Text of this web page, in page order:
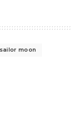
sailor moon